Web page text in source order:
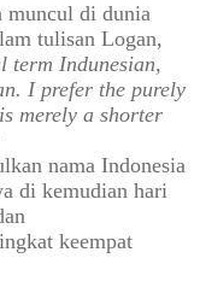
muncul di dunia
tulisan Logan,
term Indunesian,
I prefer the purely
merely a shorter
nama Indonesia
di kemudian hari
keempat